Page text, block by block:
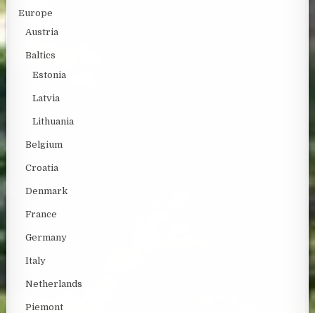
Europe
Austria
Baltics
Estonia
Latvia
Lithuania
Belgium
Croatia
Denmark
France
Germany
Italy
Netherlands
Piemont